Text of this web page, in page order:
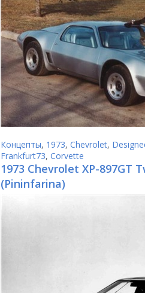
Концепты, 1973, Chevrolet,
Frankfurt73, Corvette
1973 Chevrolet XP-897GT
(Pininfarina)